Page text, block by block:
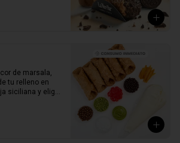
de marsala,
tu relleno en
siciliana y elige